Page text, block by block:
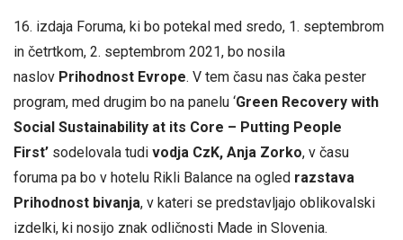
16. izdaja Foruma, ki bo potekal med sredo, 1. septembrom
in četrtkom, 2. septembrom 2021, bo nosila
naslov Prihodnost Evrope. V tem času nas čaka pester
program, med drugim bo na panelu ‘Green Recovery with
Social Sustainability at its Core – Putting People
First’ sodelovala tudi vodja CzK, Anja Zorko, v času
foruma pa bo v hotelu Rikli Balance na ogled razstava
Prihodnost bivanja, v kateri se predstavljajo oblikovalski
izdelki, ki nosijo znak odličnosti Made in Slovenia.